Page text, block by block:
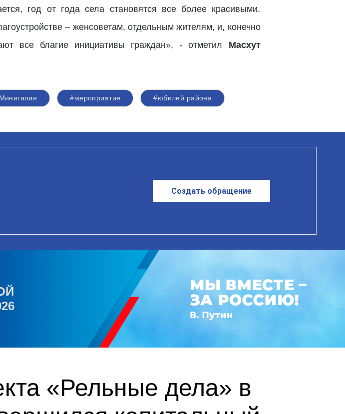
год от года села становятся все более красивыми.
– женсоветам, отдельным жителям, и, конечно
все благие инициативы граждан», - отметил Масхут
#мероприятие #юбилей района
Создать обращение
«Рельные дела» в